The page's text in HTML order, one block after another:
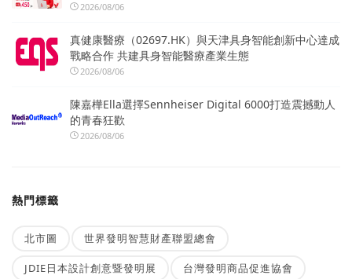
2026/08/06
真健康醫療（02697.HK）與天津具身智能創新中心達成
戰略合作 共建具身智能醫療產業生態
2026/08/06
陳嘉樺Ella選擇Sennheiser Digital 6000打造震撼動人
的青春狂歡
2026/08/06
熱門標籤
北市圖 世界發明智慧財產聯盟總會
JDIE日本設計創意暨發明展 台灣發明商品促進協會